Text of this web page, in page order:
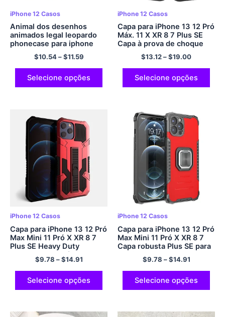
iPhone 12 Casos
Animal dos desenhos
animados legal leopardo
phonecase para iphone
13PRO 12 11PROMAX 11 X
XS XR XSMAX 6 mais 7
7Mais 8 8Capa Plus
$10.54–$11.59
Selecione opções
iPhone 12 Casos
Capa para iPhone 13 12 Pró
Máx. 11 X XR 8 7 Plus SE
Capa à prova de choque
robusta de corpo inteiro
com protetor de tela
integrado de nível militar
$13.12–$19.00
Selecione opções
iPhone 12 Casos
Capa para iPhone 13 12 Pró
Max Mini 11 Pró X XR 8 7
Plus SE Heavy Duty
Robusto Capa Híbrida
Kickstand Armor Capa de
telefone à prova de
choque
$9.78 –$14.91
Selecione opções
iPhone 12 Casos
Capa para iPhone 13 12 Pró
Max Mini 11 Pró X XR 8 7
Capa robusta Plus SE para
serviços pesados ​​com
suporte de anel
magnético,Telefone
protetor
$9.78 –$14.91
Selecione opções